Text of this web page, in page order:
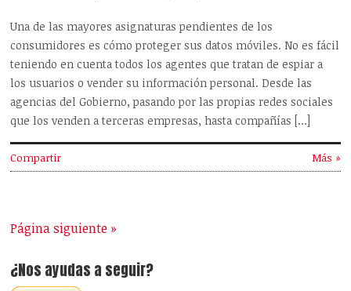
Una de las mayores asignaturas pendientes de los
consumidores es cómo proteger sus datos móviles. No es fácil
teniendo en cuenta todos los agentes que tratan de espiar a
los usuarios o vender su información personal. Desde las
agencias del Gobierno, pasando por las propias redes sociales
que los venden a terceras empresas, hasta compañías […]
Compartir Más »
Página siguiente »
¿Nos ayudas a seguir?